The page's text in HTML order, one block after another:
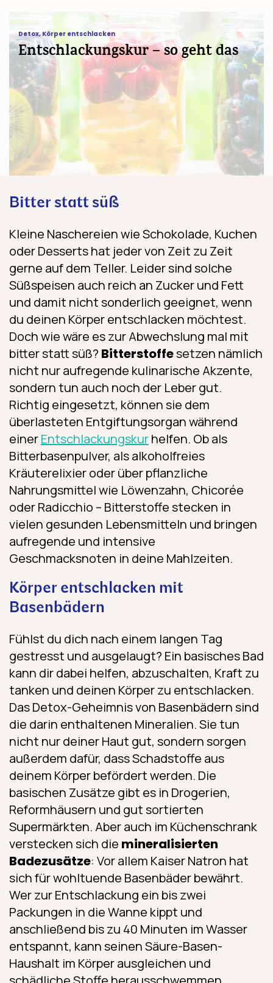
Detox,Körper entschlacken
Entschlackungskur – so geht das
Entschlackungskur – so geht das
Bitter statt süß
Kleine Naschereien wie Schokolade, Kuchen
oder Desserts hat jeder von Zeit zu Zeit
gerne auf dem Teller. Leider sind solche
Süßspeisen auch reich an Zucker und Fett
und damit nicht sonderlich geeignet, wenn
du deinen Körper entschlacken möchtest.
Doch wie wäre es zur Abwechslung mal mit
bitter statt süß? Bitterstoffesetzen nämlich
nicht nur aufregende kulinarische Akzente,
sondern tun auch noch der Leber gut.
Richtig eingesetzt, können sie dem
überlasteten Entgiftungsorgan während
einerEntschlackungskurhelfen. Ob als
Bitterbasenpulver, als alkoholfreies
Kräuterelixier oder über pflanzliche
Nahrungsmittel wie Löwenzahn, Chicorée
oder Radicchio – Bitterstoffe stecken in
vielen gesunden Lebensmitteln und bringen
aufregende und intensive
Geschmacksnoten in deine Mahlzeiten.
Körper entschlacken mit
Basenbädern
Fühlst du dich nach einem langen Tag
gestresst und ausgelaugt? Ein basisches Bad
kann dir dabei helfen, abzuschalten, Kraft zu
tanken und deinen Körper zu entschlacken.
Das Detox-Geheimnis von Basenbädern sind
die darin enthaltenen Mineralien. Sie tun
nicht nur deiner Haut gut, sondern sorgen
außerdem dafür, dass Schadstoffe aus
deinem Körper befördert werden. Die
basischen Zusätze gibt es in Drogerien,
Reformhäusern und gut sortierten
Supermärkten. Aber auch im Küchenschrank
verstecken sich die mineralisierten
Badezusätze: Vor allem Kaiser Natron hat
sich für wohltuende Basenbäder bewährt.
Wer zur Entschlackung ein bis zwei
Packungen in die Wanne kippt und
anschließend bis zu 40 Minuten im Wasser
entspannt, kann seinen Säure-Basen-
Haushalt im Körper ausgleichen und